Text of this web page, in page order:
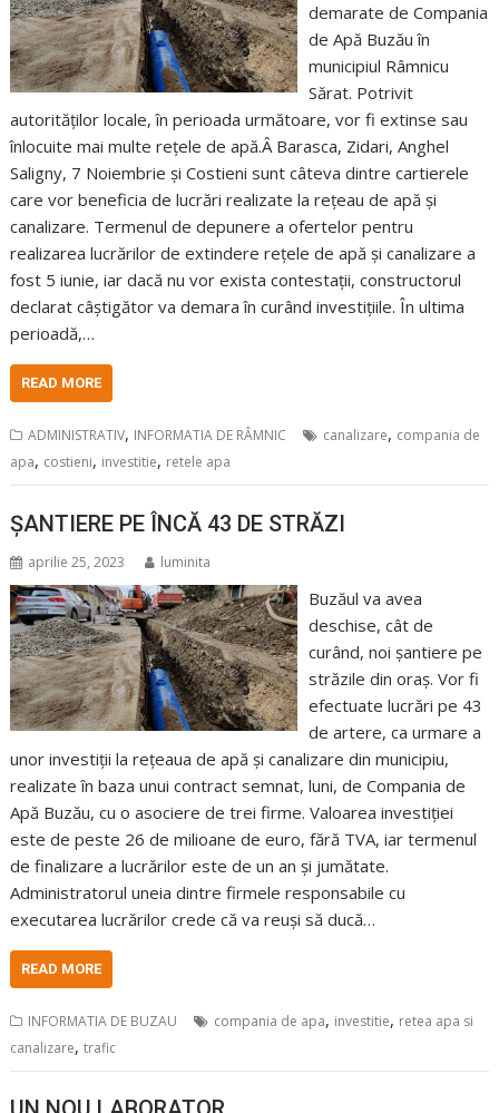
demarate de Compania
de Apă Buzău în
municipiul Râmnicu
Sărat. Potrivit
autorităților locale, în perioada următoare, vor fi extinse sau
înlocuite mai multe rețele de apă.Â Barasca, Zidari, Anghel
Saligny, 7 Noiembrie și Costieni sunt câteva dintre cartierele
care vor beneficia de lucrări realizate la rețeau de apă și
canalizare. Termenul de depunere a ofertelor pentru
realizarea lucrărilor de extindere rețele de apă și canalizare a
fost 5 iunie, iar dacă nu vor exista contestații, constructorul
declarat câștigător va demara în curând investițiile. În ultima
perioadă,…
READ MORE
ADMINISTRATIV, INFORMATIA DE RÂMNIC canalizare, compania de
apa, costieni, investitie, retele apa
ȘANTIERE PE ÎNCĂ 43 DE STRĂZI
aprilie 25, 2023 luminita
Buzăul va avea
deschise, cât de
curând, noi șantiere pe
străzile din oraș. Vor fi
efectuate lucrări pe 43
de artere, ca urmare a
unor investiții la rețeaua de apă și canalizare din municipiu,
realizate în baza unui contract semnat, luni, de Compania de
Apă Buzău, cu o asociere de trei firme. Valoarea investiției
este de peste 26 de milioane de euro, fără TVA, iar termenul
de finalizare a lucrărilor este de un an și jumătate.
Administratorul uneia dintre firmele responsabile cu
executarea lucrărilor crede că va reuși să ducă…
READ MORE
INFORMATIA DE BUZAU compania de apa, investitie, retea apa si
canalizare,trafic